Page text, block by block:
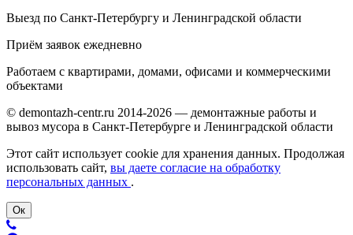
Выезд по Санкт-Петербургу и Ленинградской области
Приём заявок ежедневно
Работаем с квартирами, домами, офисами и коммерческими
объектами
© demontazh-centr.ru 2014-2026 — демонтажные работы и
вывоз мусора в Санкт-Петербурге и Ленинградской области
Этот сайт использует cookie для хранения данных. Продолжая
использовать сайт, вы даете согласие на обработку
персональных данных .
Ок